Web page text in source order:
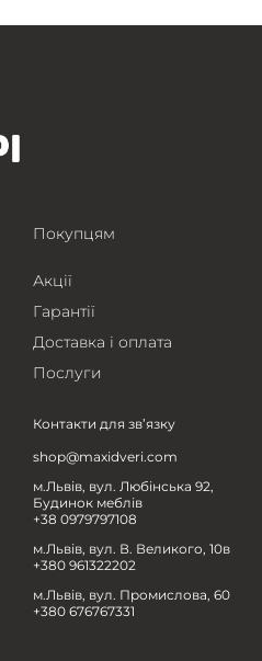
Покупцям
Акції
Гарантії
Доставка і оплата
Послуги
Контакти для зв’язку
shop@maxidveri.com
м.Львів, вул. Любінська 92,
Будинок меблів
+38 0979797108
м.Львів, вул. В. Великого, 10в
+380 961322202
м.Львів, вул. Промислова, 60
+380 676767331